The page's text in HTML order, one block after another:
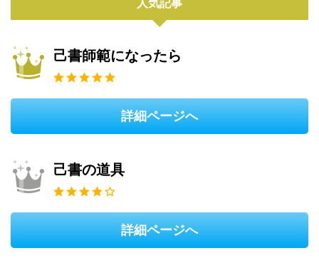
人気記事
己書師範になったら
詳細ページへ
己書の道具
詳細ページへ